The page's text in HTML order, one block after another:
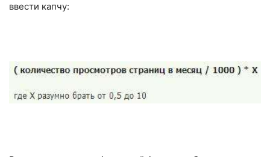
ввести капчу: